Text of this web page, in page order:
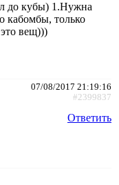
до кубы) 1.Нужна
кабомбы, только
вещ)))
07/08/2017 21:19:16
#2399837
Ответить